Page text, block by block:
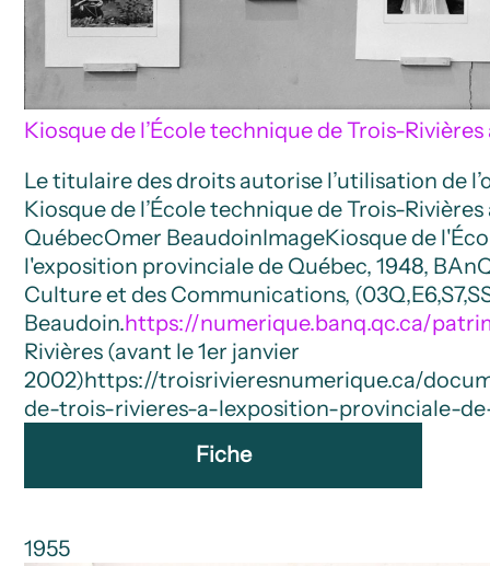
Kiosque de l’École technique de Trois-
Le titulaire des droits autorise l’utilisation de
Kiosque de l’École technique de Trois-
QuébecOmer BeaudoinImageKiosque de
l'exposition provinciale de Québec, 1948,
Culture et des Communications,
Beaudoin.https://numerique.banq.qc.ca/
Rivières (avant le 1er janvier
2002)https://troisrivieresnumerique.ca/
de-trois-rivieres-a-lexposition-provinciale-
Fiche
1955